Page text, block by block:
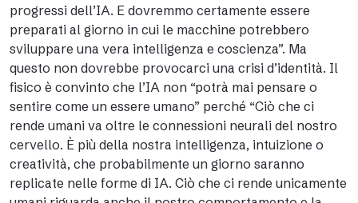
progressi dell’IA. E dovremmo certamente essere
preparati al giorno in cui le macchine potrebbero
sviluppare una vera intelligenza e coscienza”. Ma
questo non dovrebbe provocarci una crisi d’identità. Il
fisico è convinto che l’IA non “potrà mai pensare o
sentire come un essere umano” perché “Ciò che ci
rende umani va oltre le connessioni neurali del nostro
cervello. È più della nostra intelligenza, intuizione o
creatività, che probabilmente un giorno saranno
replicate nelle forme di IA. Ciò che ci rende unicamente